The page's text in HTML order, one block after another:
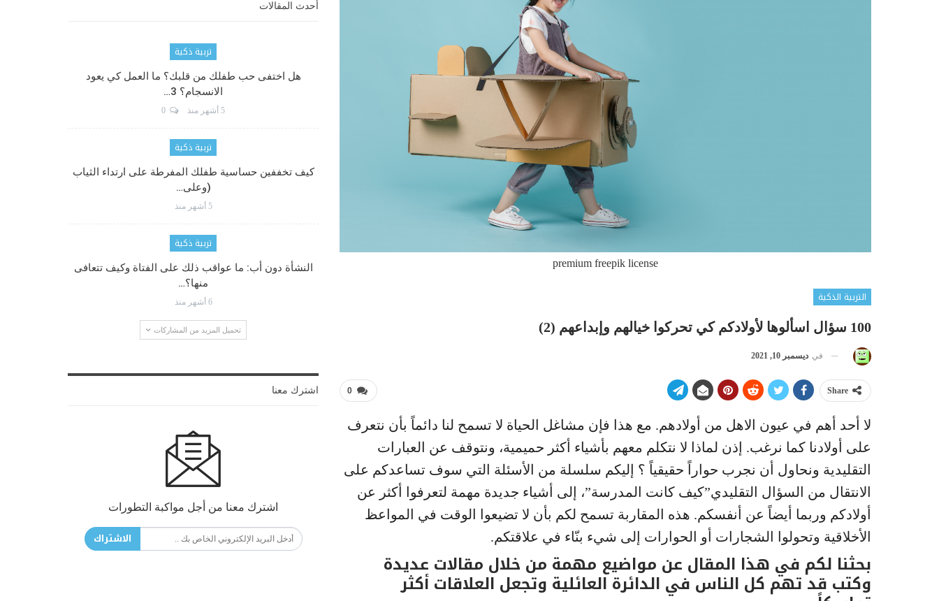
premium freepik license
التربية الذكية
100 سؤال اسألوها لأولادكم كي تحركوا خيالهم وإبداعهم (2)
في ديسمبر 10, 2021
0 Share
لا أحد أهم في عيون الاهل من أولادهم. مع هذا فإن مشاغل الحياة لا تسمح لنا دائماً بأن نتعرف
على أولادنا كما نرغب. إذن لماذا لا نتكلم معهم بأشياء أكثر حميمية، ونتوقف عن العبارات
التقليدية ونحاول أن نجرب حواراً حقيقياً ؟ إليكم سلسلة من الأسئلة التي سوف تساعدكم على
الانتقال من السؤال التقليدي”كيف كانت المدرسة”، إلى أشياء جديدة مهمة لتعرفوا أكثر عن
أولادكم وربما أيضاً عن أنفسكم. هذه المقاربة تسمح لكم بأن لا تضيعوا الوقت في المواعظ
الأخلاقية وتحولوا الشجارات أو الحوارات إلى شيء بنّاء في علاقتكم.
بحثنا لكم في هذا المقال عن مواضيع مهمة من خلال مقالات عديدة
وكتب قد تهم كل الناس في الدائرة العائلية وتجعل العلاقات أكثر
أحدث المقالات
تربية ذكية
هل اختفى حب طفلك من قلبك؟ ما العمل كي يعود
الانسجام؟ 3…
5 أشهر منذ
تربية ذكية
كيف تخففين حساسية طفلك المفرطة على ارتداء الثياب
(وعلى…
5 أشهر منذ
تربية ذكية
النشأة دون أب: ما عواقب ذلك على الفتاة وكيف تتعافى
منها؟…
6 أشهر منذ
تحميل المزيد من المشاركات
اشترك معنا
اشترك معنا من أجل مواكبة التطورات
الاشتراك